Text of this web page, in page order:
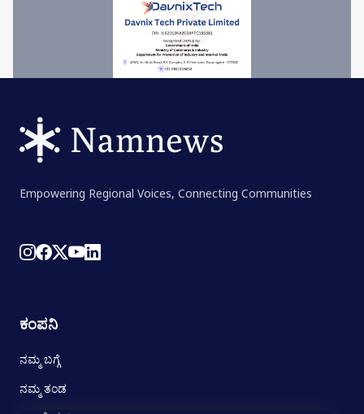
Empowering Regional Voices, Connecting Communities
ಕಂಪನಿ
ನಮ್ಮ ಬಗ್ಗೆ
ನಮ್ಮ ತಂಡ